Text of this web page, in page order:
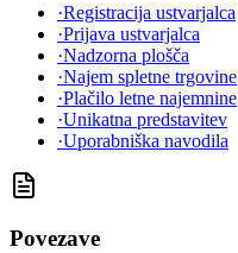
·Registracija ustvarjalca
·Prijava ustvarjalca
·Nadzorna plošča
·Najem spletne trgovine
·Plačilo letne najemnine
·Unikatna predstavitev
·Uporabniška navodila
Povezave